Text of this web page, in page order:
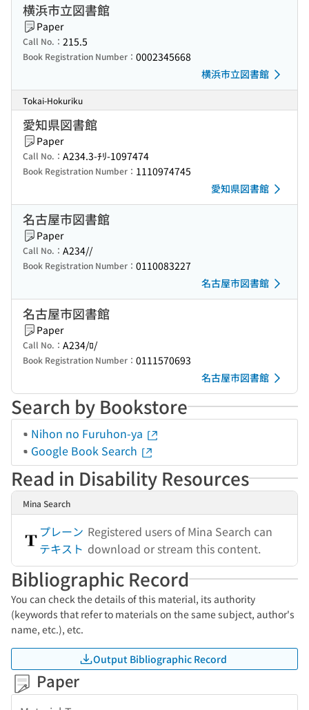
横浜市立図書館
Paper
Call No.： 215.5
Book Registration Number： 0002345668
横浜市立図書館
Tokai-Hokuriku
愛知県図書館
Paper
Call No.： A234.3-ﾁﾘ-1097474
Book Registration Number： 1110974745
愛知県図書館
名古屋市図書館
Paper
Call No.： A234//
Book Registration Number： 0110083227
名古屋市図書館
名古屋市図書館
Paper
Call No.： A234/ﾛ/
Book Registration Number： 0111570693
名古屋市図書館
Search by Bookstore
Nihon no Furuhon-ya
Google Book Search
Read in Disability Resources
Mina Search
プレーン
テキスト
Registered users of Mina Search can
download or stream this content.
Bibliographic Record
You can check the details of this material, its authority
(keywords that refer to materials on the same subject, author's
name, etc.), etc.
Output Bibliographic Record
Paper